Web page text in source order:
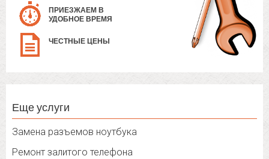
ПРИЕЗЖАЕМ В
УДОБНОЕ ВРЕМЯ
ЧЕСТНЫЕ ЦЕНЫ
Еще услуги
Замена разъемов ноутбука
Ремонт залитого телефона